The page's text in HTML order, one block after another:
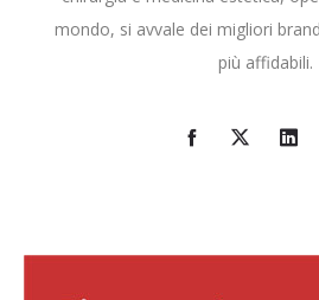
mondo, si avvale dei migliori
più affidabili.